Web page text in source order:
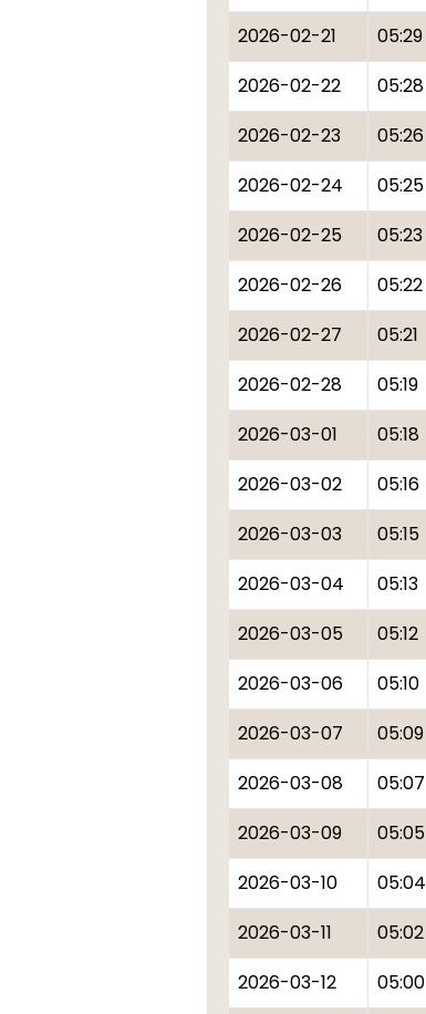
2026-02-21
05:29
2026-02-22
05:28
2026-02-23
05:26
2026-02-24
05:25
2026-02-25
05:23
2026-02-26
05:22
2026-02-27
05:21
2026-02-28
05:19
2026-03-01
05:18
2026-03-02
05:16
2026-03-03
05:15
2026-03-04
05:13
2026-03-05
05:12
2026-03-06
05:10
2026-03-07
05:09
2026-03-08
05:07
2026-03-09
05:05
2026-03-10
05:04
2026-03-11
05:02
2026-03-12
05:00